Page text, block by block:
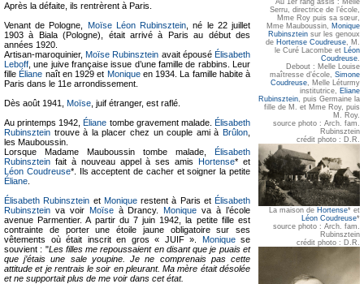
Serru, directrice de l’école,
Mme Roy puis sa sœur,
Mme Mauboussin, Monique
Rubinsztein sur les genoux
de Hortense Coudreuse , M.
le Curé Lacombe et
Léon
Coudreuse
Debout : Melle Louise
maîtresse d’école, Simone
Coudreuse , Melle Léturmy
institutrice, Eliane
Rubinsztein , puis Germaine la
fille de M. et Mme Roy, puis
M. Roy.
source photo : Arch. fam.
Rubinsztein
crédit photo : D.R.
La maison de Hortense* et
Léon Coudreuse*
source photo : Arch. fam.
Rubinsztein
crédit photo : D.R.
Après la défaite, ils rentrèrent à Paris.
Venant de Pologne, Moïse Léon Rubinsztein , né le 22 juillet
1903 à Biala (Pologne), était arrivé à Paris au début des
années 1920.
Artisan-maroquinier,Moïse Rubinsztein avait épouséÉlisabeth
Leboff , une juive française issue d’une famille de rabbins. Leur
filleÉliane naît en 1929 et Moniqueen 1934. La famille habite à
Paris dans le 11e arrondissement.
Dès août 1941, Moïse , juif étranger, est raflé.
Au printemps 1942,Éliane tombe gravement malade.Élisabeth
Rubinsztein trouve à la placer chez un couple ami à Brûlon
les Mauboussin.
Lorsque Madame Mauboussin tombe malade, Élisabeth
Rubinsztein fait à nouveau appel à ses amisHortense* et
Léon Coudreuse*. Ils acceptent de cacher et soigner la petite
Éliane
Élisabeth Rubinsztein et Moniquerestent à Paris et Élisabeth
Rubinsztein va voir Moïseà Drancy.Monique va à l’école
avenue Parmentier. A partir du 7 juin 1942, la petite fille est
contrainte de porter une étoile jaune obligatoire sur ses
vêtements où était inscrit en gros « JUIF ». Moniquese
souvient : "Les filles me repoussaient en disant que je puais et
que j’étais une sale youpine. Je ne comprenais pas cette
attitude et je rentrais le soir en pleurant. Ma mère était désolée
et ne supportait plus de me voir dans cet état.